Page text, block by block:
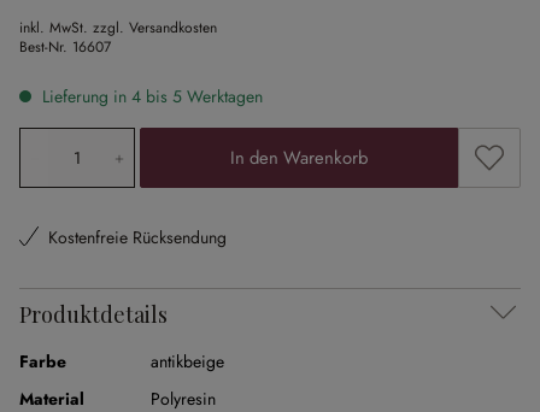
inkl. MwSt. zzgl. Versandkosten
Best-Nr. 16607
Lieferung in 4 bis 5 Werktagen
Produkt Anzahl: Gib den gewünschten Wert ein oder
In den Warenkorb Zum
Kostenfreie Rücksendung
Produktdetails
Farbe
antikbeige
Material
Polyresin